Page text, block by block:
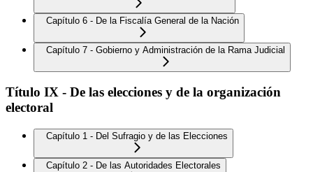
Capítulo 6 - De la Fiscalía General de la Nación
Capítulo 7 - Gobierno y Administración de la Rama Judicial
Título IX - De las elecciones y de la organización
electoral
Capítulo 1 - Del Sufragio y de las Elecciones
Capítulo 2 - De las Autoridades Electorales